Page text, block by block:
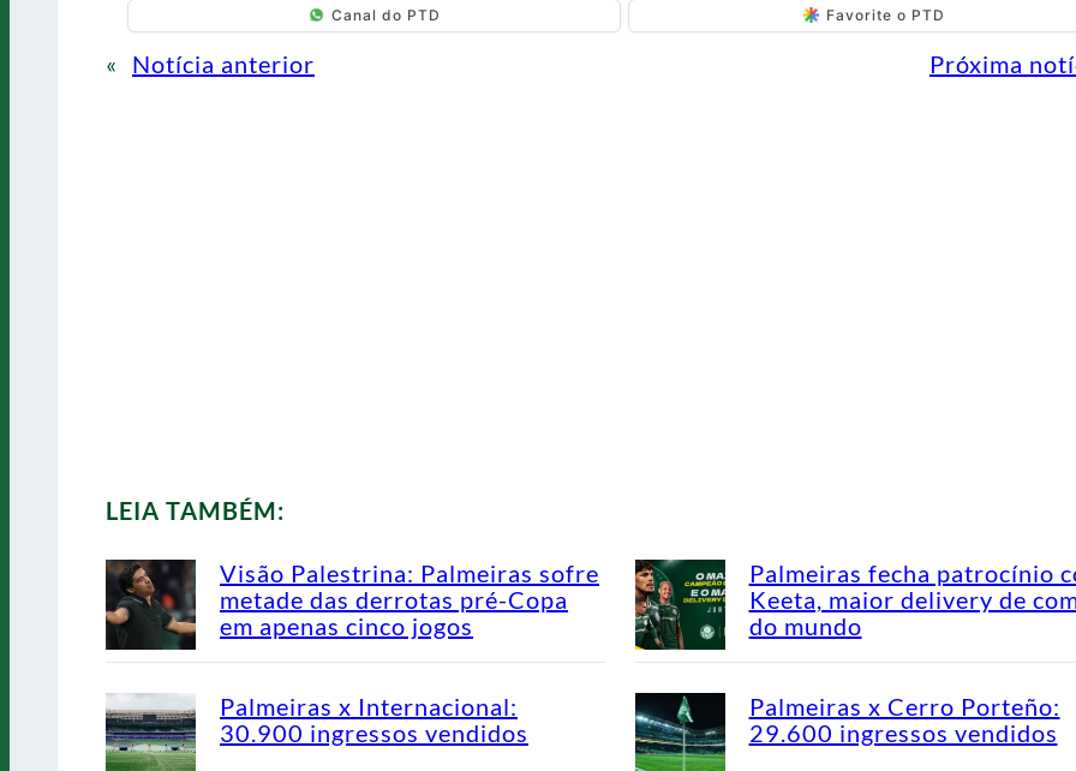
Canal do PTD Favorite o PTD
« Notícia anterior Próxima
LEIA TAMBÉM:
Visão Palestrina: Palmeiras sofre
metade das derrotas pré-Copa
em apenas cinco jogos
Palmeiras fecha patrocínio
Keeta, maior delivery de
do mundo
Palmeiras x Internacional:
30.900 ingressos vendidos
Palmeiras x Cerro Porteño:
29.600 ingressos vendidos